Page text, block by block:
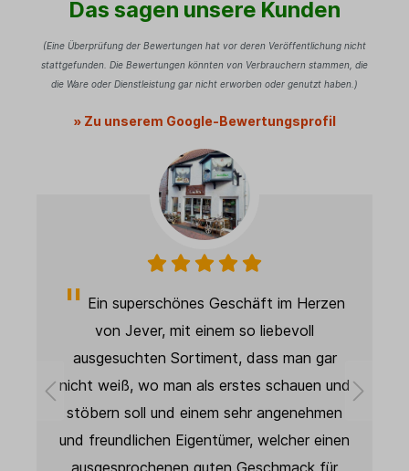
Das sagen unsere Kunden
(Eine Überprüfung der Bewertungen hat vor deren Veröffentlichung nicht
stattgefunden. Die Bewertungen könnten von Verbrauchern stammen, die
die Ware oder Dienstleistung gar nicht erworben oder genutzt haben.)
» Zu unserem Google-Bewertungsprofil
im Herzen
und
einen
Super schnelle Lieferung. Produkt
beschrieben und wie abgebildet. Sehr
Qualität, wird als Deko in meinem
verwendet und sieht super aus. Die
ist spitze. Weiter so! 👍🏻
Janett